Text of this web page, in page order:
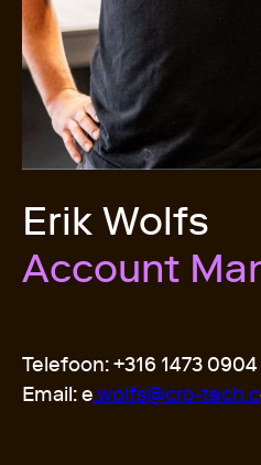
Erik Wolfs
Account
Telefoon: +316 1473 0904
Email: e.wolfs@cro-tech.c